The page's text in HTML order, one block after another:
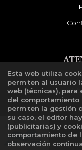
Esta web utiliza
permiten al usuario
web (técnicas),
del comportamiento
permiten la gestión
su caso, el editor
(publicitarias) y
comportamiento de
observación